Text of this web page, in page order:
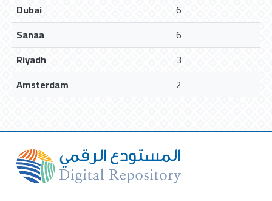
Dubai
6
Sanaa
6
Riyadh
3
Amsterdam
2